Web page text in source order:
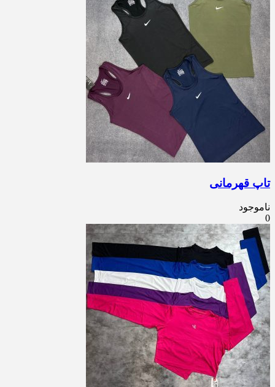
تاپ قهرمانی
ناموجود
0